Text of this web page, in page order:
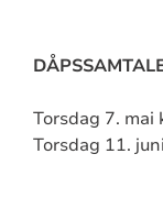
Torsdag 7. mai
Torsdag 11.